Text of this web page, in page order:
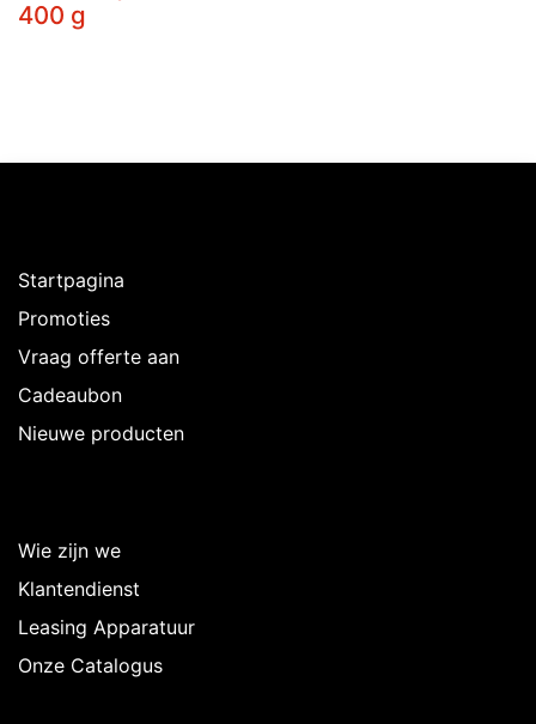
400 g
Startpagina
Promoties
Vraag offerte aan
Cadeaubon
Nieuwe producten
Wie zijn we
Klantendienst
Leasing Apparatuur
Onze Catalogus